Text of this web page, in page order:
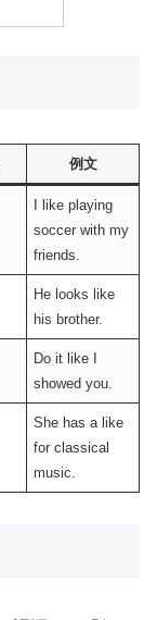
例文
I like playing
soccer with my
friends.
He looks like
his brother.
Do it like I
showed you.
She has a like
for classical
music.